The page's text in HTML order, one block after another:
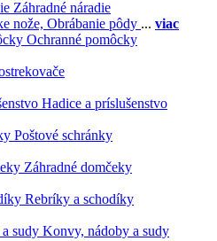
Záhradné náradie
nože, Obrábanie pôdy ... viac
Ochranné pomôcky
Hadice a príslušenstvo
Poštové schránky
Záhradné domčeky
Rebríky a schodíky
Konvy, nádoby a sudy